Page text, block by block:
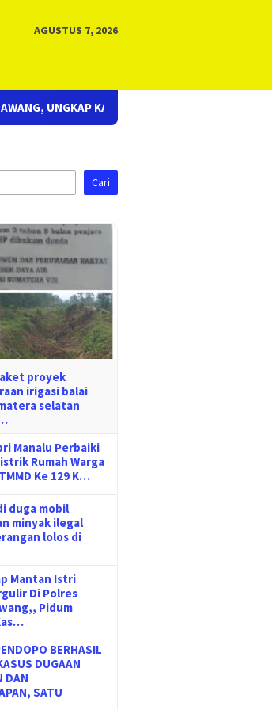
AGUSTUS 7, 2026
KURANG DARI 24 JAM, EMPAT PELAKU
Cari
proyek
irigasi balai
selatan
Manalu Perbaiki
Rumah Warga
Ke 129 K…
duga mobil
minyak ilegal
lolos di
Mantan Istri
Di Polres
Pidum
BERHASIL
DUGAAN
DAN
SATU